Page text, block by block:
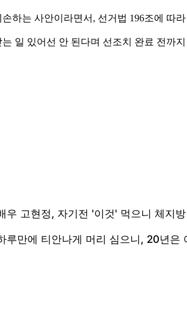
하는 사안이라면서, 선거법 196조에 따
일 있어선 안 된다며 선조치 완료 전까